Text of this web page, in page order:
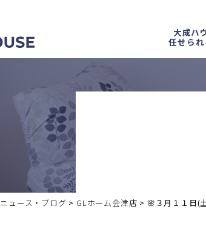
大成ハ
任せられ
分譲・中古
住宅を買う
ニュース・ブログ > GLホーム会津店 > 🌸３月１１日(